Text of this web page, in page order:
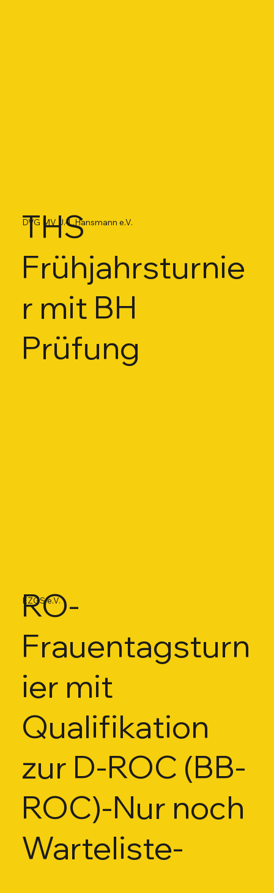
THS
Frühjahrsturnie
r mit BH
Prüfung
DVG MV J.-L.Hansmann e.V.
RO-
Frauentagsturn
ier mit
Qualifikation
zur D-ROC (BB-
ROC)-Nur noch
Warteliste-
EZGS e.V.